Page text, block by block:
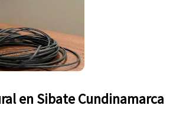
en Sibate Cundinamarca